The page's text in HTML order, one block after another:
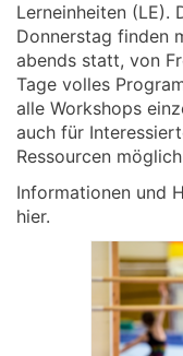
Lerneinheiten (LE).
Donnerstag finden
abends statt, von
Tage volles
alle Workshops
auch für
Ressourcen
Informationen und
hier.